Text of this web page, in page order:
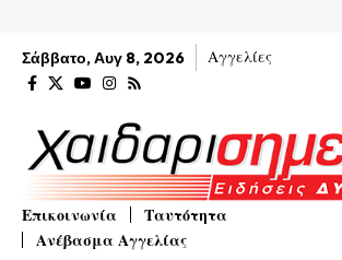
Σάββατο, Αυγ 8, 2026 Αγγελίες
Επικοινωνία
Ταυτότητα
Ανέβασμα Αγγελίας